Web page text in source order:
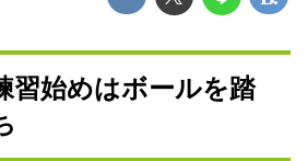
習始めはボールを踏